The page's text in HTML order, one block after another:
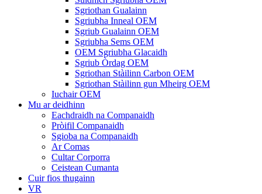
Sgriothan Gualainn
Sgriubha Inneal OEM
Sgriub Gualainn OEM
Sgriubha Sems OEM
OEM Sgriubha Glacaidh
Sgriub Òrdag OEM
Sgriothan Stàilinn Carbon OEM
Sgriothan Stàilinn gun Mheirg OEM
Iuchair OEM
Mu ar deidhinn
Eachdraidh na Companaidh
Pròifil Companaidh
Sgioba na Companaidh
Ar Comas
Cultar Corporra
Ceistean Cumanta
Cuir fios thugainn
VR